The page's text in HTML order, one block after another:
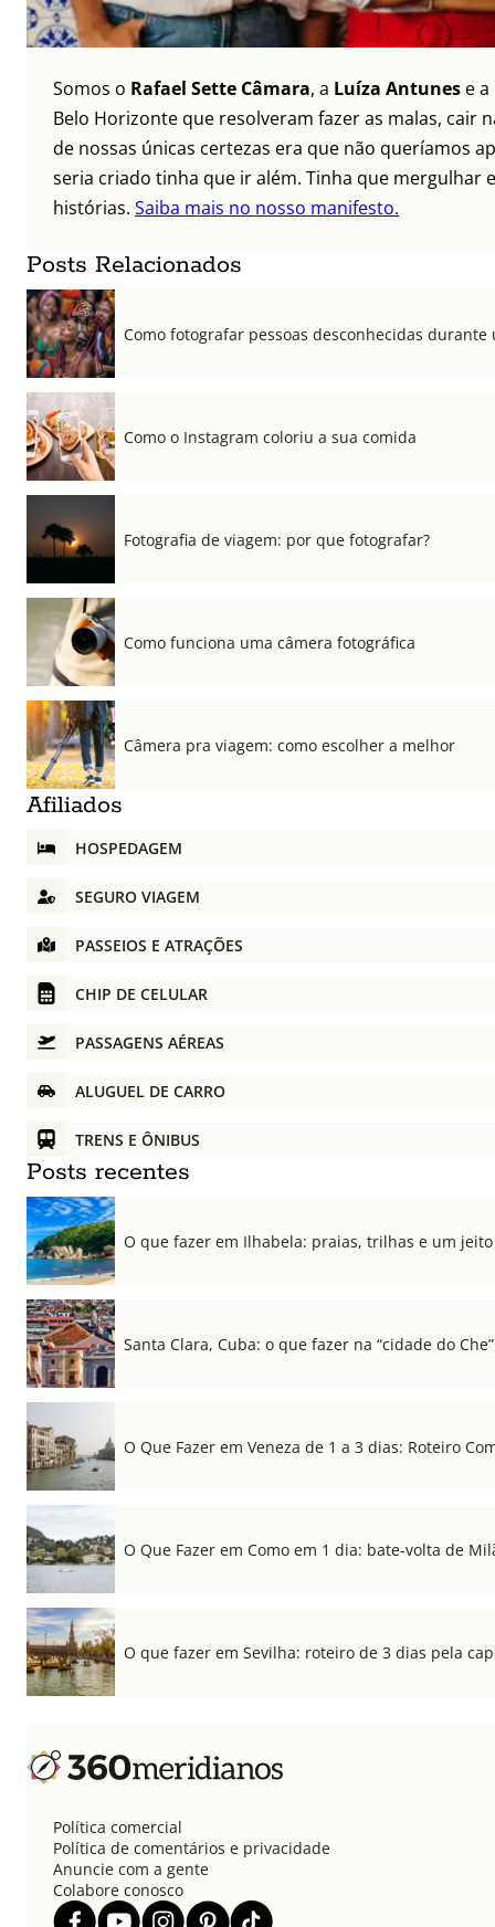
Somos o Rafael Sette Câmara, a Luíza Antunes e a
Belo Horizonte que resolveram fazer as malas, cair
de nossas únicas certezas era que não queríamos
seria criado tinha que ir além. Tinha que mergulhar
histórias. Saiba mais no nosso manifesto.
Posts Relacionados
Como fotografar pessoas desconhecidas durante
Como o Instagram coloriu a sua comida
Fotografia de viagem: por que fotografar?
Como funciona uma câmera fotográfica
Câmera pra viagem: como escolher a melhor
Afiliados
HOSPEDAGEM
SEGURO VIAGEM
PASSEIOS E ATRAÇÕES
CHIP DE CELULAR
PASSAGENS AÉREAS
ALUGUEL DE CARRO
TRENS E ÔNIBUS
Posts recentes
O que fazer em Ilhabela: praias, trilhas e um
Santa Clara, Cuba: o que fazer na “cidade do Che”
O Que Fazer em Veneza de 1 a 3 dias: Roteiro
O Que Fazer em Como em 1 dia: bate-volta de
O que fazer em Sevilha: roteiro de 3 dias pela
Política comercial
Política de comentários e privacidade
Anuncie com a gente
Colabore conosco